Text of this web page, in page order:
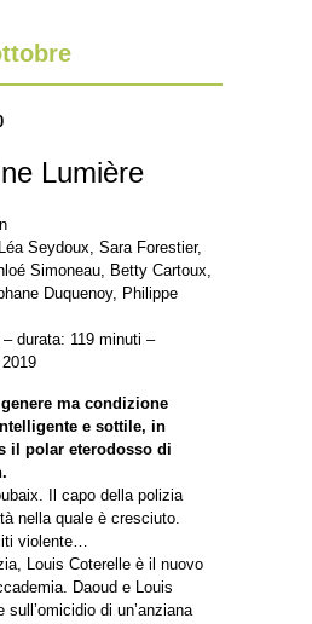
Lumière
Seydoux, Sara Forestier,
Simoneau, Betty Cartoux,
Duquenoy, Philippe
durata: 119 minuti –
ma condizione
e sottile, in
il polar eterodosso di
Il capo della polizia
nella quale è cresciuto.
violente…
Louis Coterelle è il nuovo
Daoud e Louis
di un’anziana